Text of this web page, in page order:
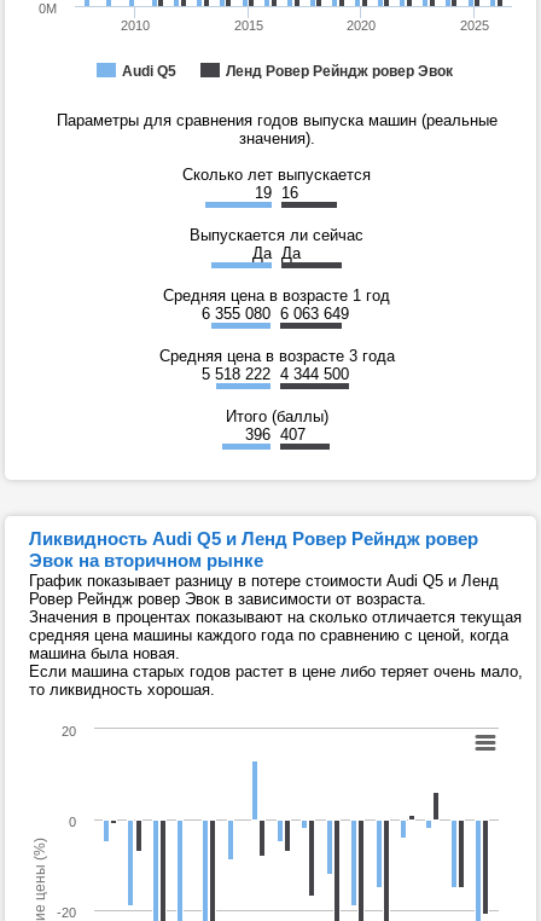
Audi Q5 Ленд Ровер Рейндж ровер Эвок
2010 2015 2020 2025
0M
Параметры для сравнения годов выпуска машин (реальные
значения).
Сколько лет выпускается
19 16
Выпускается ли сейчас
Да Да
Средняя цена в возрасте 1 год
6 355 080 6 063 649
Средняя цена в возрасте 3 года
5 518 222 4 344 500
Итого (баллы)
396 407
Ликвидность Audi Q5 и Ленд Ровер Рейндж ровер
Эвок на вторичном рынке
График показывает разницу в потере стоимости Audi Q5 и Ленд
Ровер Рейндж ровер Эвок в зависимости от возраста.
Значения в процентах показывают на сколько отличается текущая
средняя цена машины каждого года по сравнению с ценой, когда
машина была новая.
Если машина старых годов растет в цене либо теряет очень мало,
то ликвидность хорошая.
-20
0
20